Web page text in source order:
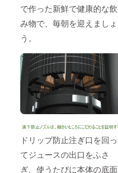
で作った新鮮で健康的な飲
み物で、毎朝を迎えましょ
う。
ドリップ防止注ぎ口を回っ
てジュースの出口をふさ
ぎ、使うたびに本体の底面